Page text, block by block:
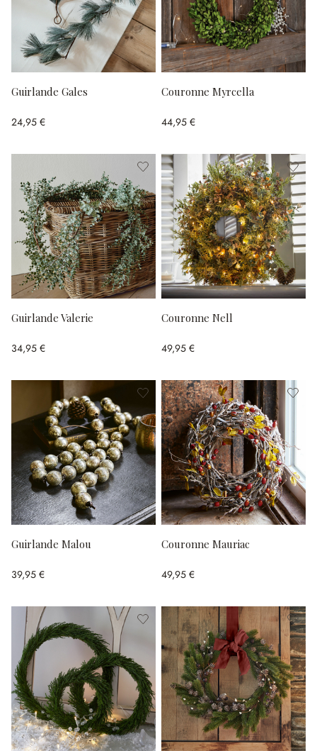
Guirlande Gales
24,95 €
Couronne Myrcella
44,95 €
Guirlande Valerie
34,95 €
Couronne Nell
49,95 €
Guirlande Malou
39,95 €
Couronne Mauriac
49,95 €